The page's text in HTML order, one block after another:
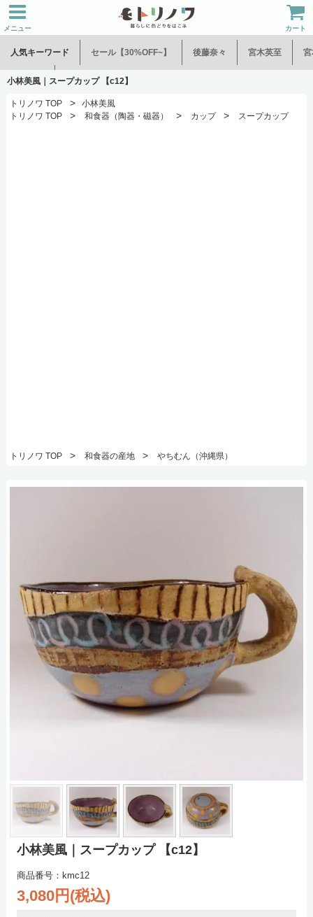
メニュー カート
人気キーワード セール【30%OFF~】 後藤奈々 宮木英至 宮
水谷和音 児玉修治
小林美風｜スープカップ 【c12】
トリノワ TOP >
小林美風
トリノワ TOP
> 和食器（陶器・磁器） > カップ > スープカップ
トリノワ TOP > 和食器の産地 > やちむん（沖縄県）
小林美風｜スープカップ 【c12】
商品番号：kmc12
3,080円(税込)